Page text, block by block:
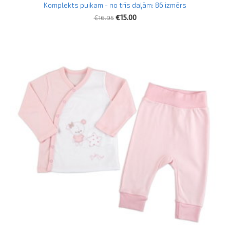
Komplekts puikam - no trīs daļām: 86 izmērs
€16.95 €15.00